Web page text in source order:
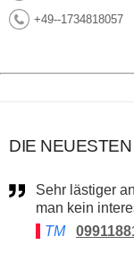
+49--1734818057
DIE
Sehr lästiger anrufer. lässt sich nicht abwimmeln, obwohl
man kein
TM